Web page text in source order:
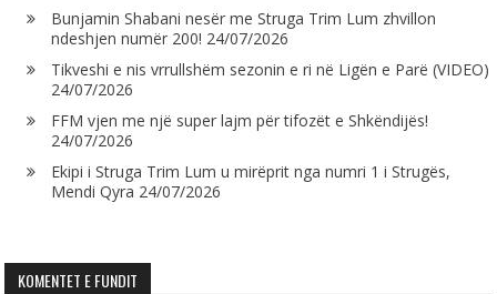
Bunjamin Shabani nesër me Struga Trim Lum zhvillon
ndeshjen numër 200! 24/07/2026
Tikveshi e nis vrrullshëm sezonin e ri në Ligën e Parë (VIDEO)
24/07/2026
FFM vjen me një super lajm për tifozët e Shkëndijës!
24/07/2026
Ekipi i Struga Trim Lum u mirëprit nga numri 1 i Strugës,
Mendi Qyra 24/07/2026
KOMENTET E FUNDIT